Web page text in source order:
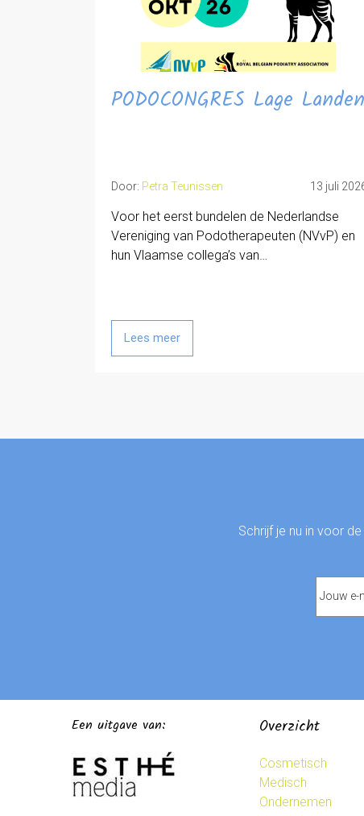
PODOCONGRES Lage Landen
Door: Petra Teunissen 13 juli
Voor het eerst bundelen de Nederlandse
Vereniging van Podotherapeuten (NVvP) en
hun Vlaamse collega’s van…
Lees meer
Schrijf je nu in voor
Een uitgave van: Overzicht
Cosmetisch
Medisch
Ondernemen